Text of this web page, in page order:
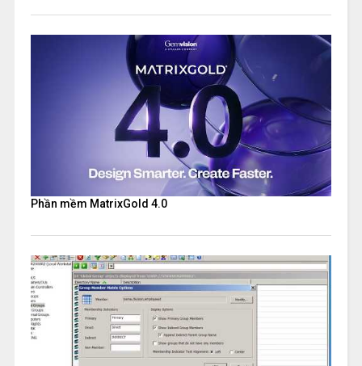
Phần mềm MatrixGold 4.0